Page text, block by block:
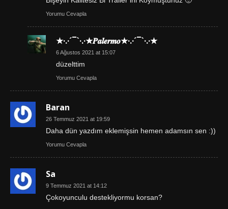
Yorumu Cevapla
★·.·´¯`·.·★𝑷𝒂𝒍𝒆𝒓𝒎𝒐★·.·´¯`·.·★
6 Ağustos 2021 at 15:07
düzelttim
Yorumu Cevapla
Baran
26 Temmuz 2021 at 19:59
Daha dün yazdım eklemişsin hemen adamsın sen :))
Yorumu Cevapla
Sa
9 Temmuz 2021 at 14:12
Çokoyunculu destekliyormu korsan?